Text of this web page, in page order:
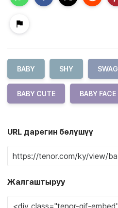
BABY SHY SWAG
BABY CUTE BABY FACE
URL дарегин бөлүшүү
Жалгаштыруу